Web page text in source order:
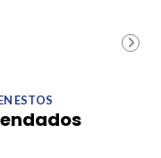
ESTOS